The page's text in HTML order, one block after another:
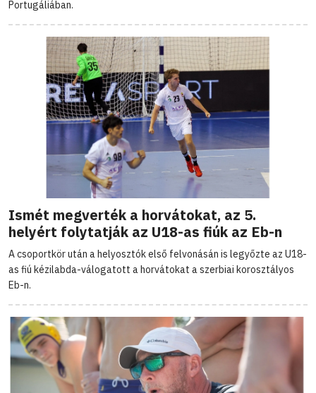
Portugáliában.
Ismét megverték a horvátokat, az 5.
helyért folytatják az U18-as fiúk az Eb-n
A csoportkör után a helyosztók első felvonásán is legyőzte az U18-
as fiú kézilabda-válogatott a horvátokat a szerbiai korosztályos
Eb-n.